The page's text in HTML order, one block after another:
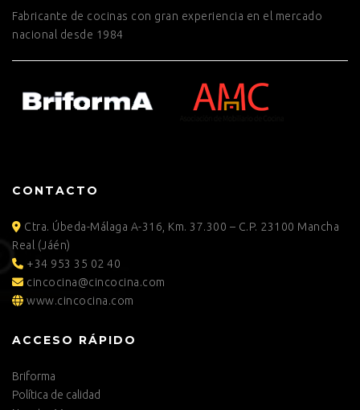
Fabricante de cocinas con gran experiencia en el mercado
nacional desde 1984
CONTACTO
Ctra. Úbeda-Málaga A-316, Km. 37.300 – C.P. 23100 Mancha
Real (Jáén)
+34 953 35 02 40
cincocina@cincocina.com
www.cincocina.com
ACCESO RÁPIDO
Briforma
Política de calidad